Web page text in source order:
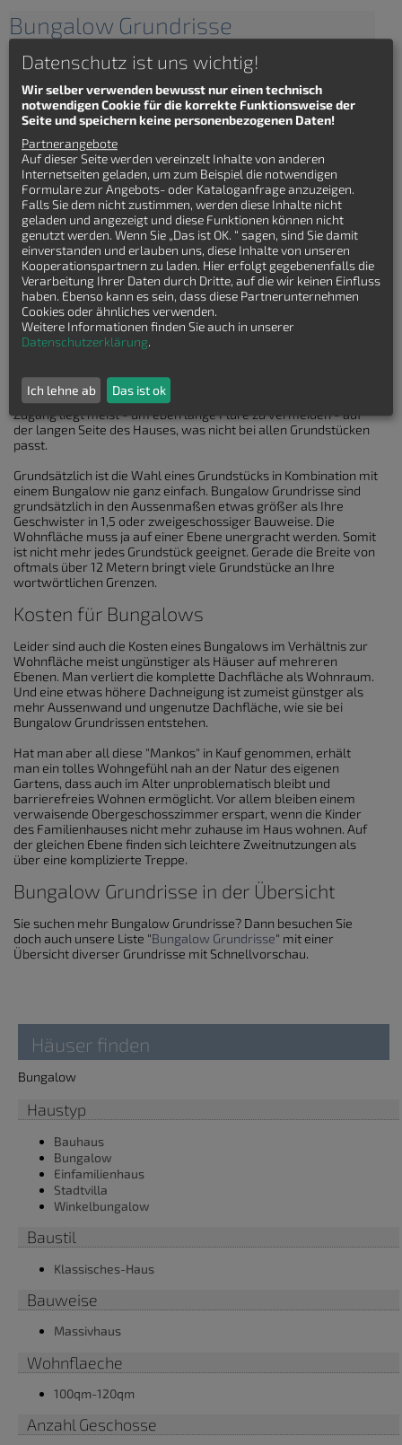
Bungalow Grundrisse
Bungalow Grundrisse liegen
Schließlich bieten sie mit
Ihrem komfortablen Wohnen
auf einer Ebene auch klare
Vorteile.
Eine Etage, keine Treppen
(die im Alter problematisch
werden können) und eine
mutmaßlich unproblematische Bauform sprechen für die
beliebten Eingeschosser. Waren sie früher eher ein wenig als
einfache Flachdachhütten verschrieen, sind Bungalows heute
eine variantenreiche Bauform mit allen Vorzügen und für viele
ästhetische Ansprüche.
Nicht immer einfach: Bungalow Grundrisse
Dabei sind Grundrisse für Bungalows alles andere als einfach.
Alle Zimmer auf einer Ebene zu platzieren kann, gerade bei
große Flure sollen vermieden werden, aber ein bequemer
Zugang zu allen Zimmern muss dennoch gewährt sein. Der
Zugang liegt meist - um eben lange Flure zu vermeiden - auf
der langen Seite des Hauses, was nicht bei allen Grundstücken
passt.
Grundsätzlich ist die Wahl eines Grundstücks in Kombination mit
einem Bungalow nie ganz einfach. Bungalow Grundrisse sind
grundsätzlich in den Aussenmaßen etwas größer als Ihre
Geschwister in 1,5 oder zweigeschossiger Bauweise. Die
Wohnfläche muss ja auf einer Ebene unergracht werden. Somit
ist nicht mehr jedes Grundstück geeignet. Gerade die Breite von
oftmals über 12 Metern bringt viele Grundstücke an Ihre
wortwörtlichen Grenzen.
Kosten für Bungalows
Leider sind auch die Kosten eines Bungalows im Verhältnis zur
Wohnfläche meist ungünstiger als Häuser auf mehreren
Ebenen. Man verliert die komplette Dachfläche als Wohnraum.
Und eine etwas höhere Dachneigung ist zumeist günstger als
mehr Aussenwand und ungenutze Dachfläche, wie sie bei
Bungalow Grundrissen entstehen.
Hat man aber all diese "Mankos" in Kauf genommen, erhält
man ein tolles Wohngefühl nah an der Natur des eigenen
Gartens, dass auch im Alter unproblematisch bleibt und
barrierefreies Wohnen ermöglicht. Vor allem bleiben einem
verwaisende Obergeschosszimmer erspart, wenn die Kinder
des Familienhauses nicht mehr zuhause im Haus wohnen. Auf
der gleichen Ebene finden sich leichtere Zweitnutzungen als
über eine komplizierte Treppe.
Bungalow Grundrisse in der Übersicht
Sie suchen mehr Bungalow Grundrisse? Dann besuchen Sie
doch auch unsere Liste "Bungalow Grundrisse" mit einer
Übersicht diverser Grundrisse mit Schnellvorschau.
Häuser finden
Bungalow
Haustyp
Bauhaus
Bungalow
Einfamilienhaus
Stadtvilla
Winkelbungalow
Baustil
Klassisches-Haus
Bauweise
Massivhaus
Wohnflaeche
100qm-120qm
Anzahl Geschosse
Datenschutz ist uns wichtig!
Wir selber verwenden bewusst nur einen technisch
notwendigen Cookie für die korrekte Funktionsweise der
Seite und speichern keine personenbezogenen Daten!
Partnerangebote
Auf dieser Seite werden vereinzelt Inhalte von anderen
Internetseiten geladen, um zum Beispiel die notwendigen
Formulare zur Angebots- oder Kataloganfrage anzuzeigen.
Falls Sie dem nicht zustimmen, werden diese Inhalte nicht
geladen und angezeigt und diese Funktionen können nicht
genutzt werden. Wenn Sie „Das ist OK. “ sagen, sind Sie damit
einverstanden und erlauben uns, diese Inhalte von unseren
Kooperationspartnern zu laden. Hier erfolgt gegebenenfalls die
Verarbeitung Ihrer Daten durch Dritte, auf die wir keinen Einfluss
haben. Ebenso kann es sein, dass diese Partnerunternehmen
Cookies oder ähnliches verwenden.
Weitere Informationen finden Sie auch in unserer
Datenschutzerklärung.
Ich lehne ab Das ist ok